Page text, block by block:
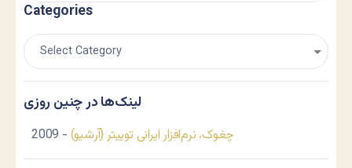
Categories
لینک‌ها در چنین روزی
چغوک، نرم‌افزار ایرانی توییتر (آرشیو) - 2009